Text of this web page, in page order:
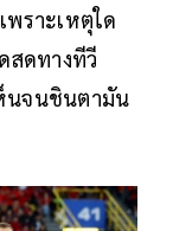
พราะเหตุใด
สดทางทีวี
นจนชินตามัน